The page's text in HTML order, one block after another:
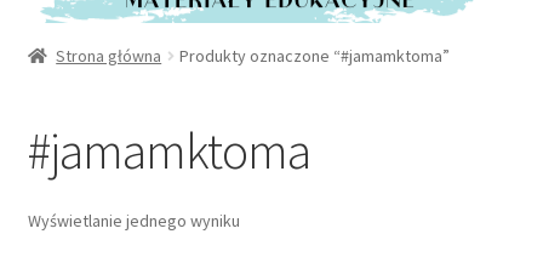
Strona główna Produkty oznaczone “#jamamktoma”
#jamamktoma
Wyświetlanie jednego wyniku